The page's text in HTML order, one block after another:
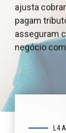
outros
jurídica e
análise
com
ajusta
pagam
asseguram
negócio
e outros
agilidade.
análise
agora.
L4